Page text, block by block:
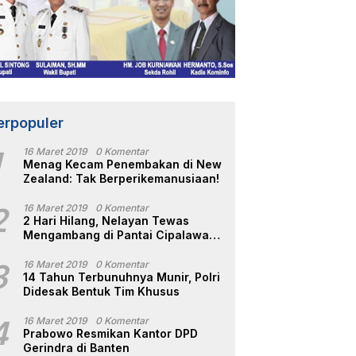
16 Maret 2019 0 Komentar
Menag Kecam Penembakan di New
Zealand: Tak Berperikemanusiaan!
16 Maret 2019 0 Komentar
2 Hari Hilang, Nelayan Tewas
Mengambang di Pantai Cipalawah
16 Maret 2019 0 Komentar
14 Tahun Terbunuhnya Munir, Polri
Didesak Bentuk Tim Khusus
16 Maret 2019 0 Komentar
Prabowo Resmikan Kantor DPD
Gerindra di Banten